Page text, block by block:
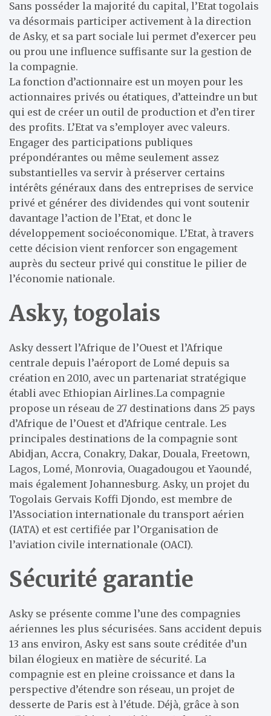
Sans posséder la majorité du capital, l’Etat togolais
va désormais participer activement à la direction
de Asky, et sa part sociale lui permet d’exercer peu
ou prou une influence suffisante sur la gestion de
la compagnie.
La fonction d’actionnaire est un moyen pour les
actionnaires privés ou étatiques, d’atteindre un but
qui est de créer un outil de production et d’en tirer
des profits. L’Etat va s’employer avec valeurs.
Engager des participations publiques
prépondérantes ou même seulement assez
substantielles va servir à préserver certains
intérêts généraux dans des entreprises de service
privé et générer des dividendes qui vont soutenir
davantage l’action de l’Etat, et donc le
développement socioéconomique. L’Etat, à travers
cette décision vient renforcer son engagement
auprès du secteur privé qui constitue le pilier de
l’économie nationale.
Asky, togolais
Asky dessert l’Afrique de l’Ouest et l’Afrique
centrale depuis l’aéroport de Lomé depuis sa
création en 2010, avec un partenariat stratégique
établi avec Ethiopian Airlines.La compagnie
propose un réseau de 27 destinations dans 25 pays
d’Afrique de l’Ouest et d’Afrique centrale. Les
principales destinations de la compagnie sont
Abidjan, Accra, Conakry, Dakar, Douala, Freetown,
Lagos, Lomé, Monrovia, Ouagadougou et Yaoundé,
mais également Johannesburg. Asky, un projet du
Togolais Gervais Koffi Djondo, est membre de
l’Association internationale du transport aérien
(IATA) et est certifiée par l’Organisation de
l’aviation civile internationale (OACI).
Sécurité garantie
Asky se présente comme l’une des compagnies
aériennes les plus sécurisées. Sans accident depuis
13 ans environ, Asky est sans soute créditée d’un
bilan élogieux en matière de sécurité. La
compagnie est en pleine croissance et dans la
perspective d’étendre son réseau, un projet de
desserte de Paris est à l’étude. Déjà, grâce à son